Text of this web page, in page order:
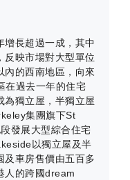
增長超過一成，其中
反映市場對大型單位
內的西南地區，向來
在過去一年的住宅
為獨立屋，半獨立屋
集團旗下St
發展大型綜合住宅
以獨立屋及半
及車房售價由五百多
人的跨國dream